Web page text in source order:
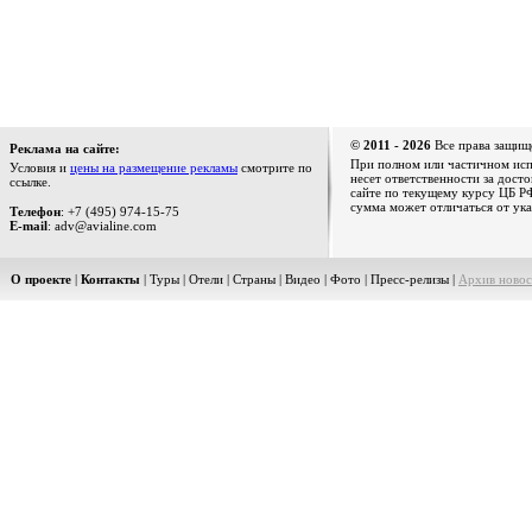
Реклама на сайте:
Условия и цены на размещение рекламы смотрите по
ссылке.
Телефон: +7 (495) 974-15-75
E-mail: adv@avialine.com
© 2011 - 2026 Все права
При полном или частичном
несет ответственности за
сайте по текущему курсу ЦБ
сумма может отличаться от
О проекте | Контакты | Туры | Отели | Страны | Видео | Фото | Пресс-релизы | Архив